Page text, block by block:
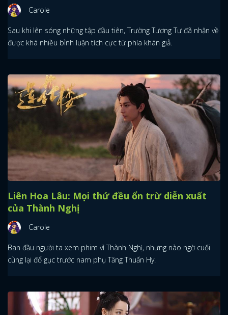
Carole
Sau khi lên sóng những tập đầu tiên, Trường Tương Tư đã nhận về
được khá nhiều bình luận tích cực từ phía khán giả.
Liên Hoa Lâu: Mọi thứ đều ổn trừ diễn xuất
của Thành Nghị
Carole
Ban đầu người ta xem phim vì Thành Nghị, nhưng nào ngờ cuối
cùng lại đổ gục trước nam phụ Tăng Thuấn Hy.